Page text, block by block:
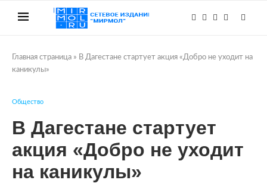
Главная страница » В Дагестане стартует акция «Добро не уходит на
каникулы»
Общество
В Дагестане стартует
акция «Добро не уходит
на каникулы»